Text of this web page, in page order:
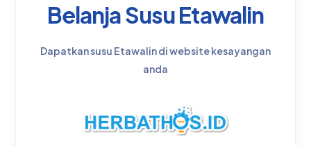
Belanja Susu Etawalin
Dapatkan susu Etawalin di website kesayangan
anda